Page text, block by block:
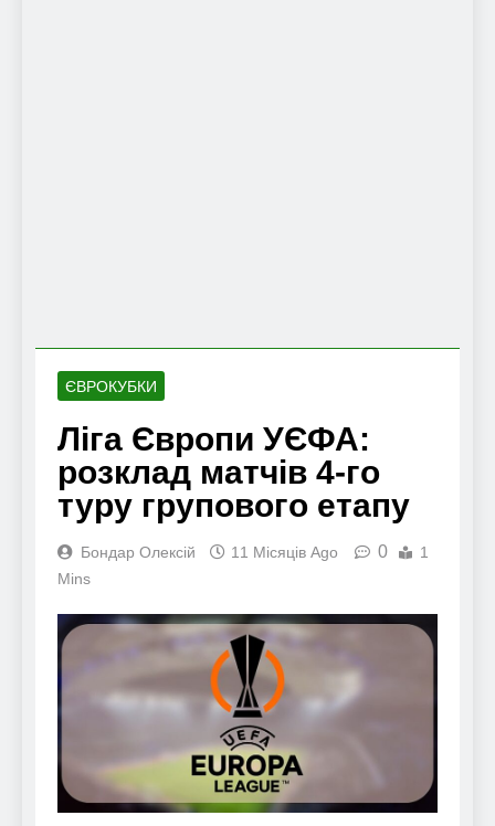
ЄВРОКУБКИ
Ліга Європи УЄФА:
розклад матчів 4-го
туру групового етапу
Бондар Олексій 11 Місяців Ago 0
1
Mins